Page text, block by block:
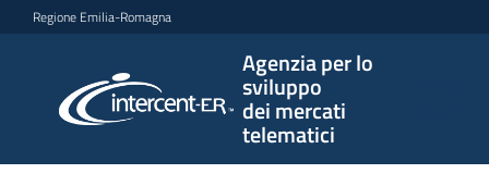
Vai al contenuto
Vai alla navigazione
Vai al footer
Regione Emilia-Romagna
Agenzia per lo
sviluppo
dei mercati
telematici
per lo
sviluppo